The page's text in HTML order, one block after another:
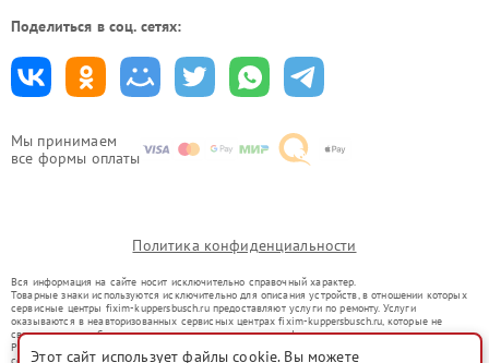
Мы принимаем
все формы оплаты
Поделиться в соц. сетях:
Политика конфиденциальности
Вся информация на сайте носит исключительно справочный характер.
Товарные знаки используются исключительно для описания устройств, в отношении которых
сервисные центры fixim-kuppersbusch.ru предоставляют услуги по ремонту. Услуги
оказываются в неавторизованных сервисных центрах fixim-kuppersbusch.ru, которые не
связаны с правообладателями товарных знаков или их официальными представителями.
Ремонт осуществляется для устройств, уже введенных в гражданский оборот в соответствии
Этот сайт использует файлы cookie. Вы можете